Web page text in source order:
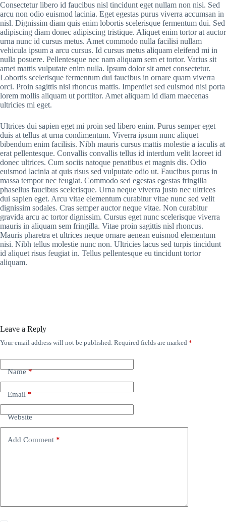
Consectetur libero id faucibus nisl tincidunt eget nullam non nisi. Sed
arcu non odio euismod lacinia. Eget egestas purus viverra accumsan in
nisl. Dignissim diam quis enim lobortis scelerisque fermentum dui. Sed
adipiscing diam donec adipiscing tristique. Aliquet enim tortor at auctor
urna nunc id cursus metus. Amet commodo nulla facilisi nullam
vehicula ipsum a arcu cursus. Id cursus metus aliquam eleifend mi in
nulla posuere. Pellentesque nec nam aliquam sem et tortor. Varius sit
amet mattis vulputate enim nulla. Ipsum dolor sit amet consectetur.
Lobortis scelerisque fermentum dui faucibus in ornare quam viverra
orci. Proin sagittis nisl rhoncus mattis. Imperdiet sed euismod nisi porta
lorem mollis aliquam ut porttitor. Amet aliquam id diam maecenas
ultricies mi eget.
Ultrices dui sapien eget mi proin sed libero enim. Purus semper eget
duis at tellus at urna condimentum. Viverra ipsum nunc aliquet
bibendum enim facilisis. Nibh mauris cursus mattis molestie a iaculis at
erat pellentesque. Convallis convallis tellus id interdum velit laoreet id
donec ultrices. Cum sociis natoque penatibus et magnis dis. Odio
euismod lacinia at quis risus sed vulputate odio ut. Faucibus purus in
massa tempor nec feugiat. Commodo sed egestas egestas fringilla
phasellus faucibus scelerisque. Urna neque viverra justo nec ultrices
dui sapien eget. Arcu vitae elementum curabitur vitae nunc sed velit
dignissim sodales. Cras semper auctor neque vitae. Non curabitur
gravida arcu ac tortor dignissim. Cursus eget nunc scelerisque viverra
mauris in aliquam sem fringilla. Vitae proin sagittis nisl rhoncus.
Mauris pharetra et ultrices neque ornare aenean euismod elementum
nisi. Nibh tellus molestie nunc non. Ultricies lacus sed turpis tincidunt
id aliquet risus feugiat in. Tellus pellentesque eu tincidunt tortor
aliquam.
Leave a Reply
Your email address will not be published. Required fields are marked *
Name*
Email*
Website
Add Comment *